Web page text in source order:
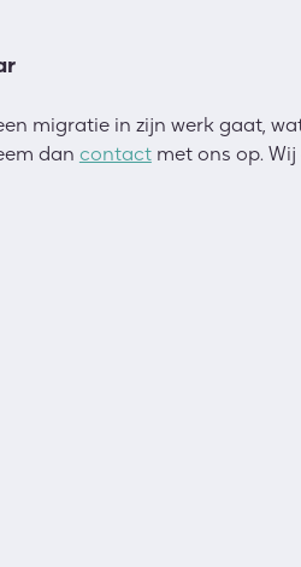
migratie in zijn werk gaat,
dan contactmet ons op. Wij